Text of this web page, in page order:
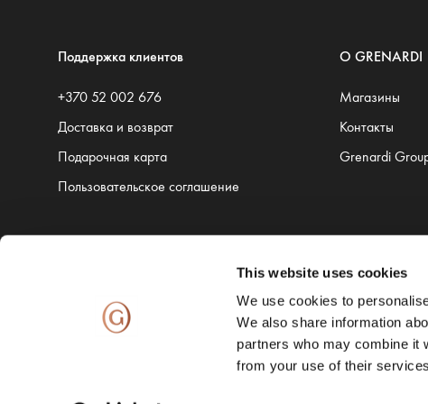
This website uses cookies
We use cookies to
We also share information
partners who may combine it
from your use of their
Поддержка клиентов
+370 52 002 676
Доставка и возврат
Подарочная карта
Пользовательское соглашение
O GRENARDI
Магазины
Контакты
Grenardi